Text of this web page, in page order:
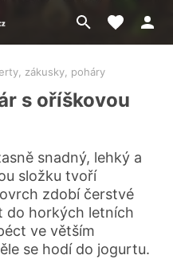
Přejít
na
Moje
zákusky, poháry
s oříškovou
snadný, lehký a
složku tvoří
zdobí čerstvé
do horkých letních
ve větším
se hodí do jogurtu.